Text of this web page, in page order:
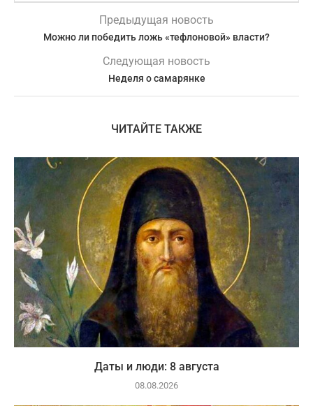
Предыдущая новость
Можно ли победить ложь «тефлоновой» власти?
Следующая новость
Неделя о самарянке
ЧИТАЙТЕ ТАКЖЕ
Даты и люди: 8 августа
08.08.2026